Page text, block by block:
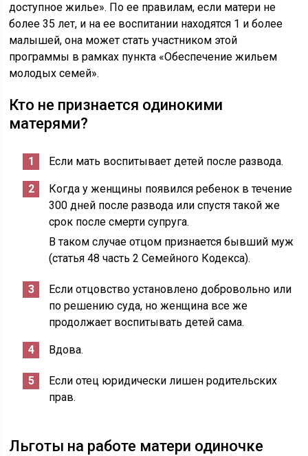
доступное жилье». По ее правилам, если матери не
более 35 лет, и на ее воспитании находятся 1 и более
малышей, она может стать участником этой
программы в рамках пункта «Обеспечение жильем
молодых семей».
Кто не признается одинокими
матерями?
Если мать воспитывает детей после развода.
Когда у женщины появился ребенок в течение
300 дней после развода или спустя такой же
срок после смерти супруга.
В таком случае отцом признается бывший муж
(статья 48 часть 2 Семейного Кодекса).
Если отцовство установлено добровольно или
по решению суда, но женщина все же
продолжает воспитывать детей сама.
Вдова.
Если отец юридически лишен родительских
прав.
Льготы на работе матери одиночке